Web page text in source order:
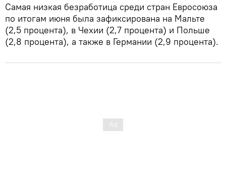
Самая низкая безработица среди стран Евросоюза
по итогам июня была зафиксирована на Мальте
(2,5 процента), в Чехии (2,7 процента) и Польше
(2,8 процента), а также в Германии (2,9 процента).